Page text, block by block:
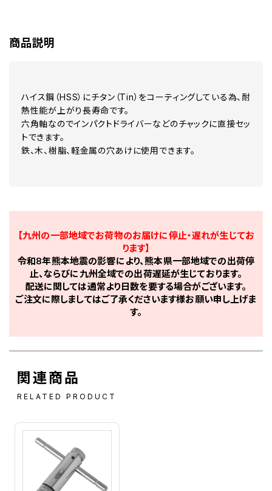
商品説明
ハイス鋼（HSS）にチタン（Tin）をコーティングしている為、耐
熱性能が上がり長寿命です。
六角軸なのでインパクトドライバーなどのチャックに直接セッ
トできます。
鉄、木、樹脂、軽金属の穴あけに使用できます。
【九州の一部地域でお荷物のお届けに停止・遅れが生じてお
ります】
令和8年熊本地震の影響により、熊本県一部地域での出荷停
止、ならびに九州全域での出荷遅延が生じております。
配送に関しては通常より日数を要する場合がございます。
ご注文に際しましてはご了承くださいます様お願い申し上げま
す。
関連商品
RELATED PRODUCT